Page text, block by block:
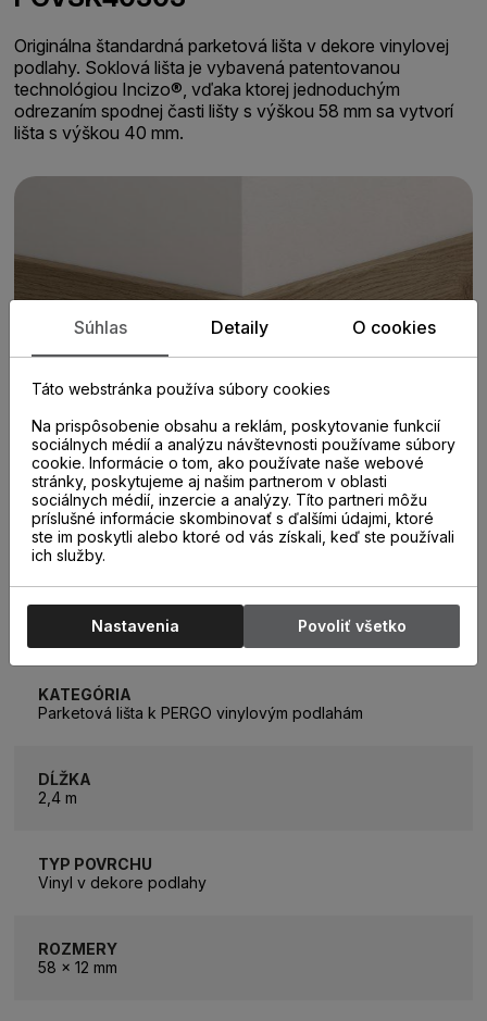
Originálna štandardná parketová lišta v dekore vinylovej
podlahy. Soklová lišta je vybavená patentovanou
technológiou Incizo®, vďaka ktorej jednoduchým
odrezaním spodnej časti lišty s výškou 58 mm sa vytvorí
lišta s výškou 40 mm.
PARAMETRE
KATEGÓRIA
Parketová lišta k PERGO vinylovým podlahám
DĹŽKA
2,4 m
TYP POVRCHU
Vinyl v dekore podlahy
ROZMERY
58 x 12 mm
Súhlas Detaily O cookies
Táto webstránka používa súbory cookies
Na prispôsobenie obsahu a reklám, poskytovanie funkcií
sociálnych médií a analýzu návštevnosti používame súbory
cookie. Informácie o tom, ako používate naše webové
stránky, poskytujeme aj našim partnerom v oblasti
sociálnych médií, inzercie a analýzy. Títo partneri môžu
príslušné informácie skombinovať s ďalšími údajmi, ktoré
ste im poskytli alebo ktoré od vás získali, keď ste používali
ich služby.
Nastavenia Povoliť všetko